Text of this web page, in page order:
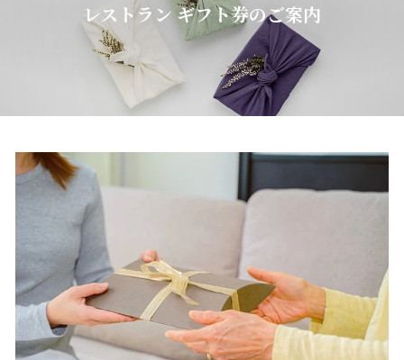
レストラン ギフト券のご案内